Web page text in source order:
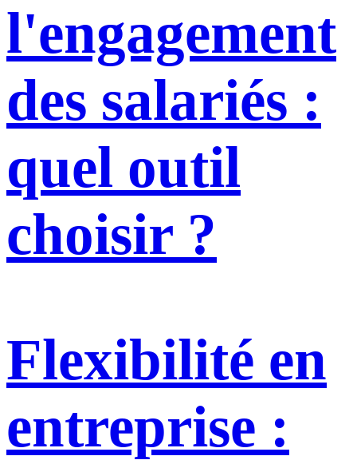
l'engagement
des salariés :
quel outil
choisir ?
Flexibilité en
entreprise :